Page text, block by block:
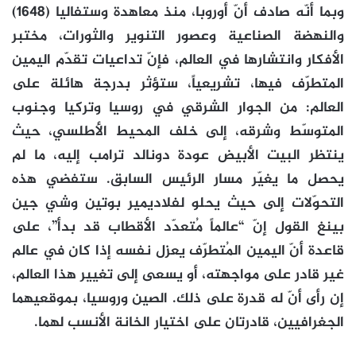
وبما أنّه صادف أنّ أوروبا، منذ معاهدة وستفاليا (1648)
والنهضة الصناعية وعصور التنوير والثورات، مختبر
الأفكار وانتشارها في العالم، فإنّ تداعيات تقدّم اليمين
المتطرّف فيها، تشريعياً، ستؤثر بدرجة هائلة على
العالم: من الجوار الشرقي في روسيا وتركيا وجنوب
المتوسّط وشرقه، إلى خلف المحيط الأطلسي، حيث
ينتظر البيت الأبيض عودة دونالد ترامب إليه، ما لم
يحصل ما يغيّر مسار الرئيس السابق. ستفضي هذه
التحوّلات إلى حيث يحلو لفلاديمير بوتين وشي جين
بينغ القول إنّ “عالماً مُتعدّد الأقطاب قد بدأ”، على
قاعدة أنّ اليمين المُتطرّف يعزل نفسه إذا كان في عالم
غير قادر على مواجهته، أو يسعى إلى تغيير هذا العالم،
إن رأى أنّ له قدرة على ذلك. الصين وروسيا، بموقعيهما
الجغرافيين، قادرتان على اختيار الخانة الأنسب لهما.